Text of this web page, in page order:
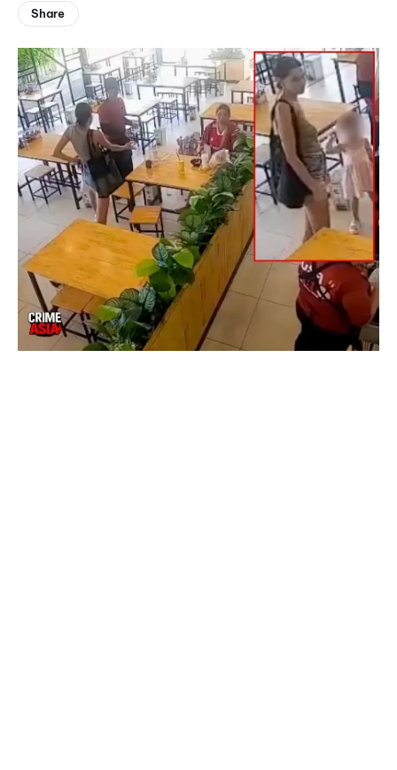
Share